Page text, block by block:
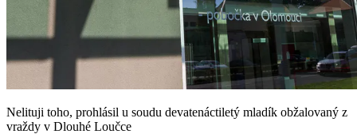
Nelituji toho, prohlásil u soudu devatenáctiletý mladík obžalovaný z
vraždy v Dlouhé Loučce